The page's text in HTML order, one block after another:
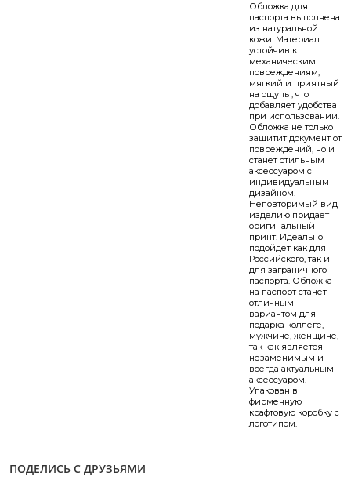
Обложка для
паспорта выполнена
из натуральной
кожи. Материал
устойчив к
механическим
повреждениям,
мягкий и приятный
на ощупь , что
добавляет удобства
при использовании.
Обложка не только
защитит документ от
повреждений, но и
станет стильным
аксессуаром с
индивидуальным
дизайном.
Неповторимый вид
изделию придает
оригинальный
принт. Идеально
подойдет как для
Российского, так и
для заграничного
паспорта. Обложка
на паспорт станет
отличным
вариантом для
подарка коллеге,
мужчине, женщине,
так как является
незаменимым и
всегда актуальным
аксессуаром.
Упакован в
фирменную
крафтовую коробку с
логотипом.
ПОДЕЛИСЬ С ДРУЗЬЯМИ